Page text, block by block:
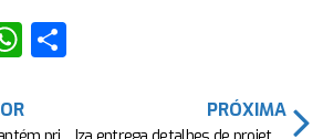
W
at
PRÓXIMA